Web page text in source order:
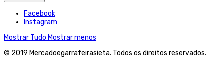
Facebook
Instagram
Mostrar Tudo Mostrar menos
© 2019 Mercadoegarrafeirasieta. Todos os direitos reservados.